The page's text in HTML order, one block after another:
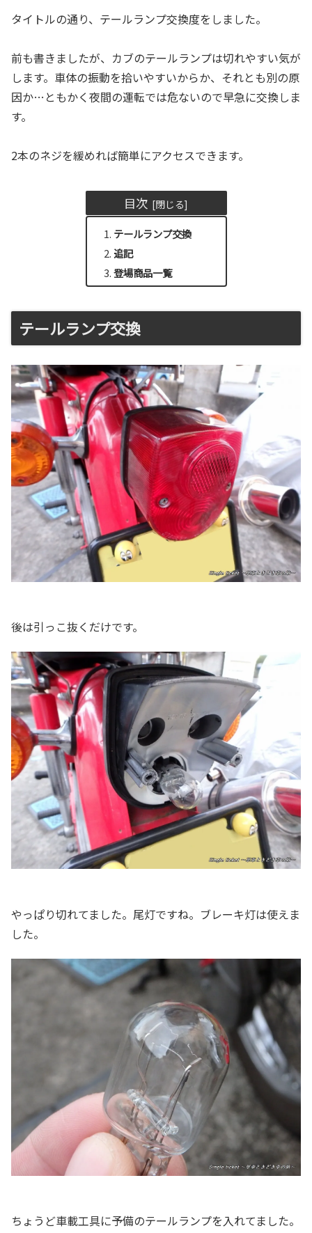
タイトルの通り、テールランプ交換度をしました。
前も書きましたが、カブのテールランプは切れやすい気が
します。車体の振動を拾いやすいからか、それとも別の原
因か…ともかく夜間の運転では危ないので早急に交換しま
す。
2本のネジを緩めれば簡単にアクセスできます。
目次
テールランプ交換
追記
登場商品一覧
テールランプ交換
後は引っこ抜くだけです。
やっぱり切れてました。尾灯ですね。ブレーキ灯は使えま
した。
ちょうど車載工具に予備のテールランプを入れてました。